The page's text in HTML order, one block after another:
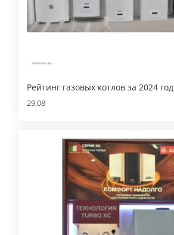
Рейтинг газовых котлов за 2024 год
29.08